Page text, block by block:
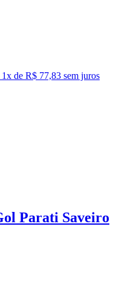
1x de R$ 77,83 sem juros
Parati Saveiro